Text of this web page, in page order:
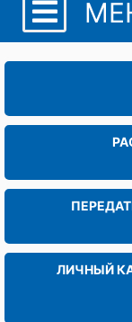
ЛИЧНЫЙ